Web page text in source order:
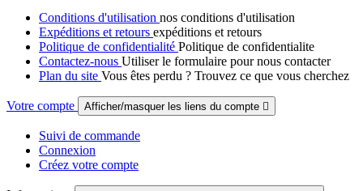
Conditions d'utilisation nos conditions d'utilisation
Expéditions et retours expéditions et retours
Politique de confidentialité Politique de confidentialite
Contactez-nous Utiliser le formulaire pour nous contacter
Plan du site Vous êtes perdu ? Trouvez ce que vous cherchez
Votre compte Afficher/masquer les liens du compte 
Suivi de commande
Connexion
Créez votre compte